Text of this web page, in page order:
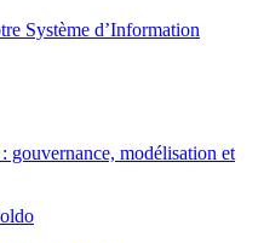
Système d’Information
gouvernance, modélisation et